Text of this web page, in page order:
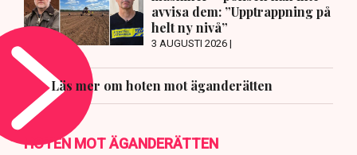
avvisa dem: ”Upptrappning på
helt ny nivå”
3 AUGUSTI 2026 |
Läs mer om hoten mot äganderätten
HOTEN MOT ÄGANDERÄTTEN